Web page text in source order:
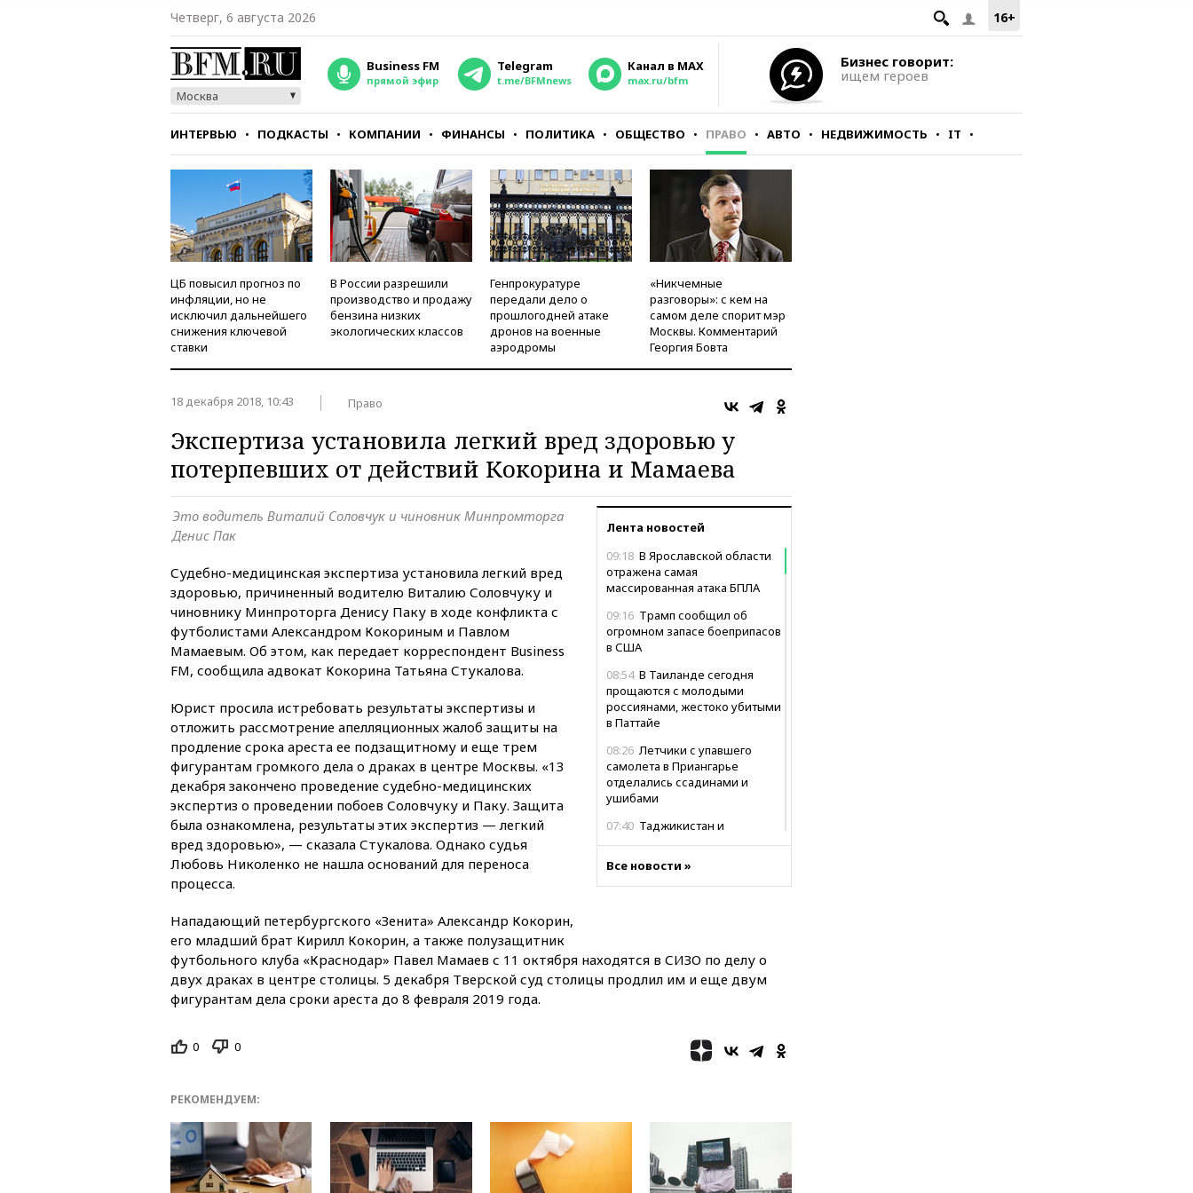
16+
Четверг, 6 августа 2026
Москва
Business FM
прямой эфир
Telegram
t.me/BFMnews
Канал в MAX
max.ru/bfm
Бизнес говорит:
ищем героев
ИНТЕРВЬЮ ПОДКАСТЫ КОМПАНИИ ФИНАНСЫ ПОЛИТИКА ОБЩЕСТВО ПРАВО АВТО НЕДВИЖИМОСТЬ IT
СТИЛЬ ТЕСТЫ
ЦБ повысил прогноз по
инфляции, но не
исключил дальнейшего
снижения ключевой
ставки
В России разрешили
производство и продажу
бензина низких
экологических классов
Генпрокуратуре
передали дело о
прошлогодней атаке
дронов на военные
аэродромы
«Никчемные
разговоры»: с кем на
самом деле спорит мэр
Москвы. Комментарий
Георгия Бовта
18 декабря 2018, 10:43 Право
Экспертиза установила легкий вред здоровью у
потерпевших от действий Кокорина и Мамаева
Лента новостей
09:18 В Ярославской области
отражена самая
массированная атака БПЛА
09:16 Трамп сообщил об
огромном запасе боеприпасов
в США
08:54 В Таиланде сегодня
прощаются с молодыми
россиянами, жестоко убитыми
в Паттайе
08:26 Летчики с упавшего
самолета в Приангарье
отделались ссадинами и
ушибами
07:40 Таджикистан и
технологий
06:25Золото подорожало до
$4350 за тройскую унцию
Дом детства Нила
04:00
Мирошник: России стоит
быть готовой к продолжению
украинского конфликта
Трамп заявил, что
Все новости »
Это водитель Виталий Соловчук и чиновник Минпромторга
Денис Пак
Судебно-медицинская экспертиза установила легкий вред
здоровью, причиненный водителю Виталию Соловчуку и
чиновнику Минпроторга Денису Паку в ходе конфликта с
футболистами Александром Кокориным и Павлом
Мамаевым. Об этом, как передает корреспондент Business
FM, сообщила адвокат Кокорина Татьяна Стукалова.
Юрист просила истребовать результаты экспертизы и
отложить рассмотрение апелляционных жалоб защиты на
продление срока ареста ее подзащитному и еще трем
фигурантам громкого дела о драках в центре Москвы. «13
декабря закончено проведение судебно-медицинских
экспертиз о проведении побоев Соловчуку и Паку. Защита
была ознакомлена, результаты этих экспертиз — легкий
вред здоровью», — сказала Стукалова. Однако судья
Любовь Николенко не нашла оснований для переноса
процесса.
Нападающий петербургского «Зенита» Александр Кокорин,
его младший брат Кирилл Кокорин, а также полузащитник
футбольного клуба «Краснодар» Павел Мамаев с 11 октября находятся в СИЗО по делу о
двух драках в центре столицы. 5 декабря Тверской суд столицы продлил им и еще двум
фигурантам дела сроки ареста до 8 февраля 2019 года.
0 0
РЕКОМЕНДУЕМ: